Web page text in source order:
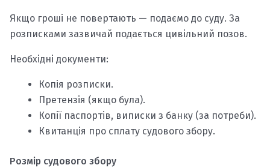
Якщо гроші не повертають — подаємо до суду. За
розписками зазвичай подається цивільний позов.
Необхідні документи:
Копія розписки.
Претензія (якщо була).
Копії паспортів, виписки з банку (за потреби).
Квитанція про сплату судового збору.
Розмір судового збору